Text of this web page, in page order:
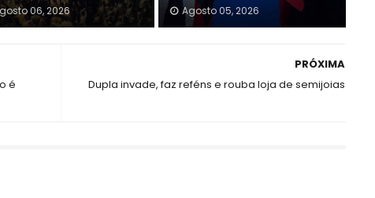
06, 2026 Agosto 05, 2026
PRÓXIMA
Dupla invade, faz reféns e rouba loja de semijoias
é